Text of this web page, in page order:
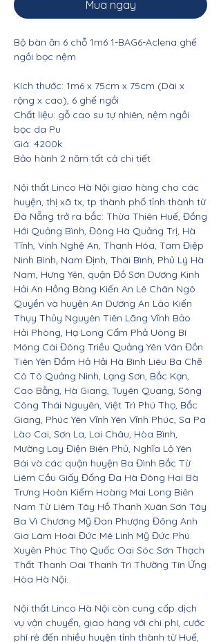
Mua ngay
Bộ bàn ăn 6 chỗ 1m6 1-BAG6-Aclena ghế
ngồi bọc nệm
Kích thước: 1m6 x 75cm x 75cm (Dài x
rộng x cao), 6 ghế ngồi
Chất liệu: gỗ cao su tự nhiên, nệm ngồi
bọc da Pu
Giá: 4200k
Bảo hành 2 năm tất cả chi tiết
Nội thất Linco Hà Nội giao hàng cho các
huyện, thị xã tx, tp thành phố tỉnh thành từ
Đà Nẵng trở ra bắc: Thừa Thiên Huế, Đồng
Hới Quảng Bình, Đông Hà Quảng Trị, Hà
Tĩnh, Vinh Nghệ An, Thanh Hóa, Tam Điệp
Ninh Bình, Nam Định, Thái Bình, Phủ Lý Hà
Nam, Hưng Yên, quận Đồ Sơn Dương Kinh
Hải An Hồng Bàng Kiến An Lê Chân Ngô
Quyền và huyện An Dương An Lão Kiến
Thụy Thủy Nguyên Tiên Lãng Vĩnh Bảo
Hải Phòng, Hạ Long Cẩm Phả Uông Bí
Móng Cái Đông Triều Quảng Yên Vân Đồn
Tiên Yên Đầm Hả Hải Hà Bình Liêu Ba Chẽ
Cô Tô Quảng Ninh, Lạng Sơn, Bắc Kạn,
Cao Bằng, Hà Giang, Tuyên Quang, Sông
Công Thái Nguyên, Việt Trì Phú Thọ, Bắc
Giang, Phúc Yên Vĩnh Yên Vĩnh Phúc, Sa Pa
Lào Cai, Sơn La, Lai Châu, Hòa Bình,
Mường Lay Điện Biên Phủ, Nghĩa Lộ Yên
Bái và các quận huyện Ba Đình Bắc Từ
Liêm Cầu Giấy Đống Đa Hà Đông Hai Bà
Trưng Hoàn Kiếm Hoàng Mai Long Biên
Nam Từ Liêm Tây Hồ Thanh Xuân Sơn Tây
Ba Vì Chương Mỹ Đan Phượng Đông Anh
Gia Lâm Hoài Đức Mê Linh Mỹ Đức Phú
Xuyên Phúc Thọ Quốc Oai Sóc Sơn Thạch
Thất Thanh Oai Thanh Trì Thường Tín Ứng
Hòa Hà Nội.
Nội thất Linco Hà Nội còn cung cấp dịch
vụ vận chuyển, giao hàng với chi phí, cước
phí rẻ đến nhiều huyện tỉnh thành từ Huế,